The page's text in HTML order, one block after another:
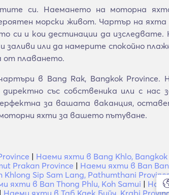
си. Наемането на моторна
морски живот. Чартър на яхта
си и кои дестинации да изследвате.
или да намерите спокойно
от плаването.
в Bang Rak, Bangkok Province.
със собственика или с нас
за вашата ваканция,
яхти за вашето пътуване.
| Наеми яхти в Bang Khlo, Bangkok
Prakan Province | Наеми яхти в Ban
Sip Sam Lang, Pathumthani
яхти в Ban Thong Phlu, Koh Samui |
| Наеми яхти в Таб Каек Бийч, Krabi